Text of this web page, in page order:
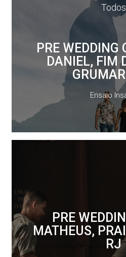
Todos
PRE WEDDING
DANIEL, FIM
Ensaio
PRE
MATHEUS,
RJ